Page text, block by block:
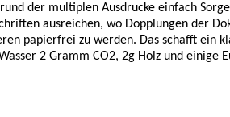
der multiplen Ausdrucke einfach
ausreichen, wo Dopplungen der
papierfrei zu werden. Das schafft ein
2 Gramm CO2, 2g Holz und